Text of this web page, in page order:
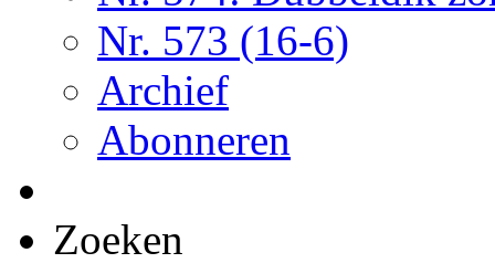
Nr. 573 (16-6)
Archief
Abonneren
Zoeken